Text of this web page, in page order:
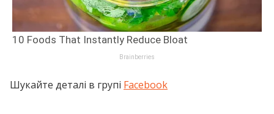
Шукайте деталі в групі Facebook